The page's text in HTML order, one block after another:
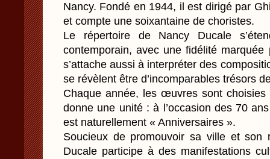
Nancy. Fondé en 1944, il est dirigé par
et compte une soixantaine de choristes.
Le répertoire de Nancy Ducale
contemporain, avec une fidélité
s’attache aussi à interpréter des
se révèlent être d’incomparables trésors
Chaque année, les œuvres sont
donne une unité : à l’occasion des 70
est naturellement « Anniversaires ».
Soucieux de promouvoir sa ville et
Ducale participe à des manifestations